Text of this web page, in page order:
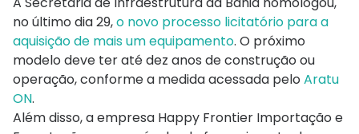
no último dia 29,o novo processo licitatório para a
aquisição de mais um equipamento. O próximo
modelo deve ter até dez anos de construção ou
operação, conforme a medida acessada pelo Aratu
ON.
Além disso, a empresa Happy Frontier Importação e